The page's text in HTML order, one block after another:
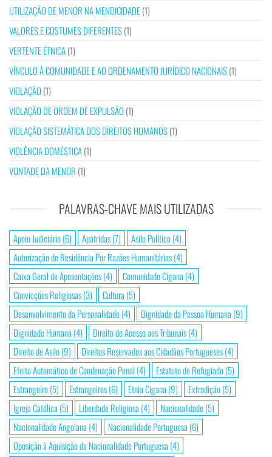
UTILIZAÇÃO DE MENOR NA MENDICIDADE(1)
VALORES E COSTUMES DIFERENTES(1)
VERTENTE ÉTNICA(1)
VÍNCULO À COMUNIDADE E AO ORDENAMENTO JURÍDICO NACIONAIS(1)
VIOLAÇÃO (1)
VIOLAÇÃO DE ORDEM DE EXPULSÃO (1)
VIOLAÇÃO SISTEMÁTICA DOS DIREITOS HUMANOS(1)
VIOLÊNCIA DOMÉSTICA(1)
VONTADE DA MENOR (1)
PALAVRAS-CHAVE MAIS UTILIZADAS
Apoio Judiciário(6) Apátridas(7) Asilo Político(4)
Autorização de Residência Por Razões Humanitárias(4)
Caixa Geral de Aposentações(4) Comunidade Cigana (4)
Convicções Religiosas(3) Cultura (5)
Desenvolvimento da Personalidade(4) Dignidade da Pessoa Humana (9)
Dignidade Humana (4) Direito de Acesso aos Tribunais(4)
Direito de Asilo(9) Direitos Reservados aos Cidadãos Portugueses(4)
Efeito Automático de Condenação Penal (4) Estatuto de Refugiado(5)
Estrangeiro(5) Estrangeiros(6) Etnia Cigana (9) Extradição(5)
Igreja Católica (5) Liberdade Religiosa (4) Nacionalidade(5)
Nacionalidade Angolana (4) Nacionalidade Portuguesa (6)
Oposição à Aquisição da Nacionalidade Portuguesa (4)